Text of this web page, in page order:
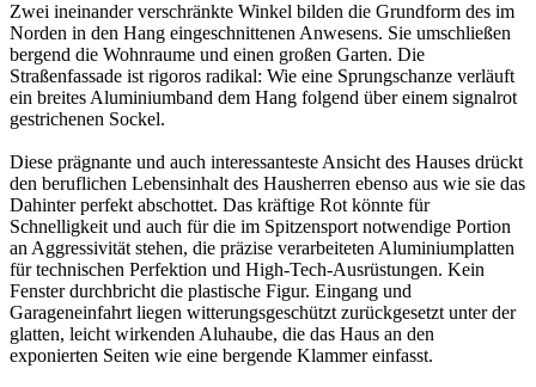
Zwei ineinander verschränkte Winkel bilden die Grundform des im
Norden in den Hang eingeschnittenen Anwesens. Sie umschließen
bergend die Wohnraume und einen großen Garten. Die
Straßenfassade ist rigoros radikal: Wie eine Sprungschanze verläuft
ein breites Aluminiumband dem Hang folgend über einem signalrot
gestrichenen Sockel.
Diese prägnante und auch interessanteste Ansicht des Hauses drückt
den beruflichen Lebensinhalt des Hausherren ebenso aus wie sie das
Dahinter perfekt abschottet. Das kräftige Rot könnte für
Schnelligkeit und auch für die im Spitzensport notwendige Portion
an Aggressivität stehen, die präzise verarbeiteten Aluminiumplatten
für technischen Perfektion und High-Tech-Ausrüstungen. Kein
Fenster durchbricht die plastische Figur. Eingang und
Garageneinfahrt liegen witterungsgeschützt zurückgesetzt unter der
glatten, leicht wirkenden Aluhaube, die das Haus an den
exponierten Seiten wie eine bergende Klammer einfasst.